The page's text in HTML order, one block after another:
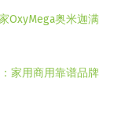
OxyMega奥米迦满
家用商用靠谱品牌